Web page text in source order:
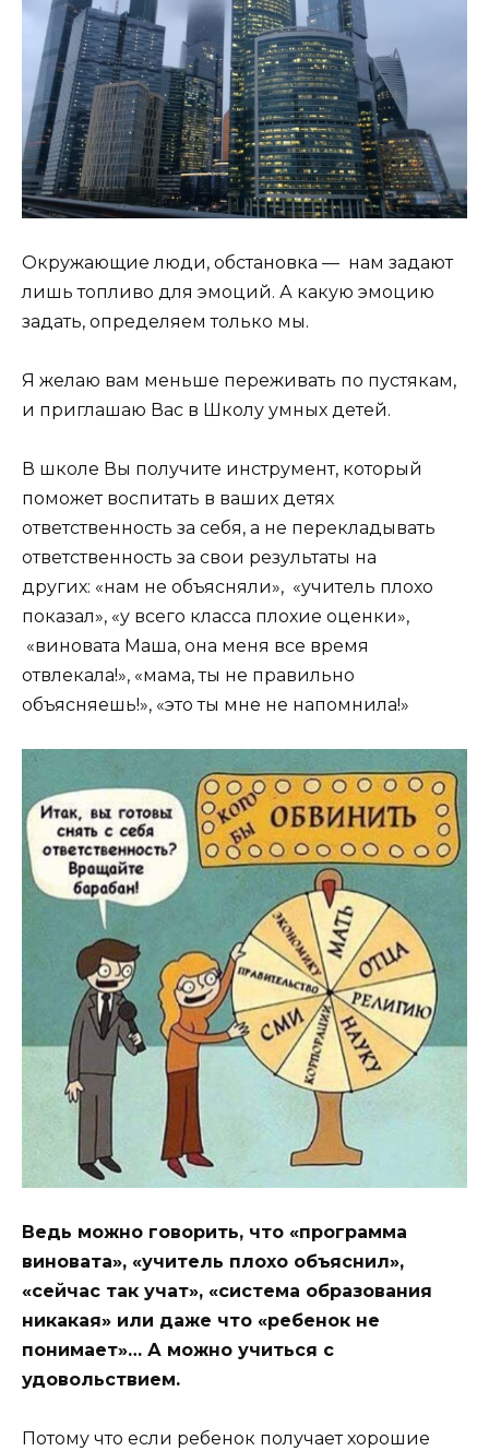
Окружающие люди, обстановка — нам задают
лишь топливо для эмоций. А какую эмоцию
задать, определяем только мы.
Я желаю вам меньше переживать по пустякам,
и приглашаю Вас в Школу умных детей.
В школе Вы получите инструмент, который
поможет воспитать в ваших детях
ответственность за себя, а не перекладывать
ответственность за свои результаты на
других: «нам не объясняли», «учитель плохо
показал», «у всего класса плохие оценки»,
«виновата Маша, она меня все время
отвлекала!», «мама, ты не правильно
объясняешь!», «это ты мне не напомнила!»
Ведь можно говорить, что «программа
виновата», «учитель плохо объяснил»,
«сейчас так учат», «система образования
никакая» или даже что «ребенок не
понимает»… А можно учиться с
удовольствием.
Потому что если ребенок получает хорошие